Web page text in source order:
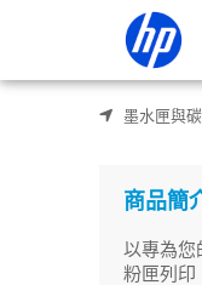
HP 126A LaserJet 黑
墨水匣與
商品簡
以專為您
粉匣列印